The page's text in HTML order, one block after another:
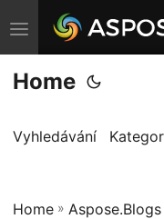
P
ř
e
n
t
Home
Vyhledávání
Home » Aspose.Blogs